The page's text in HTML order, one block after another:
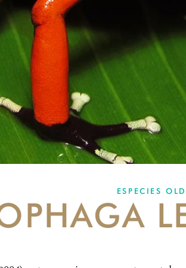
ESPECIES OLD